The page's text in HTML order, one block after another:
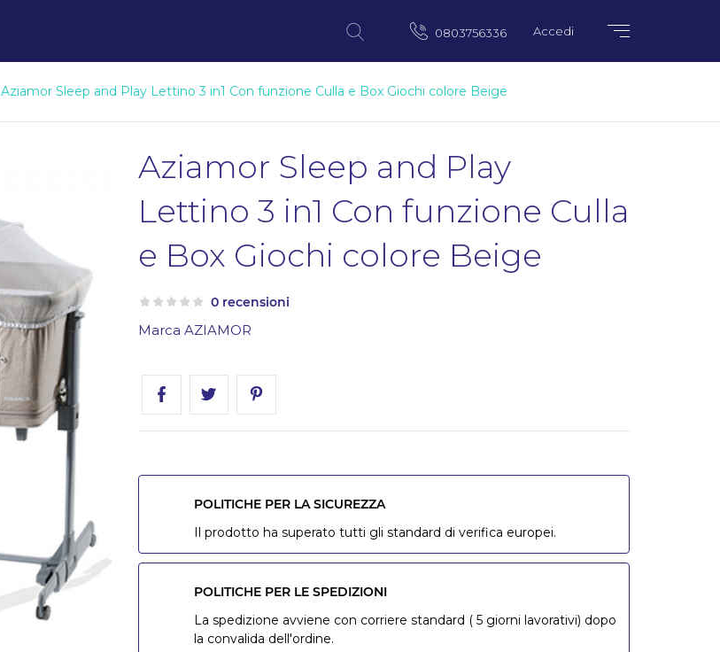
0803756336 Accedi
Aziamor Sleep and Play Lettino 3 in1 Con funzione Culla e Box Giochi colore Beige
Aziamor Sleep and Play
Lettino 3 in1 Con funzione Culla
e Box Giochi colore Beige
0 recensioni
Marca AZIAMOR
POLITICHE PER LA SICUREZZA
Il prodotto ha superato tutti gli standard di verifica europei.
POLITICHE PER LE SPEDIZIONI
La spedizione avviene con corriere standard ( 5 giorni lavorativi) dopo
la convalida dell'ordine.